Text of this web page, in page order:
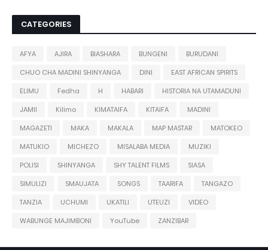
CATEGORIES
AFYA AJIRA BIASHARA BUNGENI
BURUDANI
CHUO CHA MADINI SHINYANGA
DINI
EAST AFRICAN SPIRITS
ELIMU
Fedha H HABARI
HISTORIA NA UTAMADUNI
JAMII
Kilimo KIMATAIFA KITAIFA
MADINI
MAGAZETI
MAKA MAKALA MAP MASTAR
MATOKEO
MATUKIO
MICHEZO MISALABA MEDIA
MUZIKI
POLISI
SHINYANGA SHY TALENT FILMS
SIASA
SIMULIZI
SMAUJATA SONGS TAARIFA
TANGAZO
TANZIA
UCHUMI UKATILI UTEUZI
VIDEO
WABUNGE MAJIMBONI
YouTube ZANZIBAR